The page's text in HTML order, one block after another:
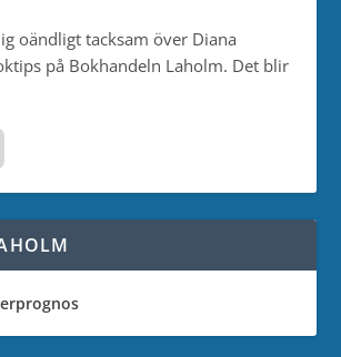
oändligt tacksam över Diana
på Bokhandeln Laholm. Det blir